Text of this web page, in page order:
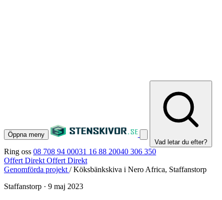
Öppna meny
Vad letar du efter?
Ring oss 08 708 94 00031 16 88 20040 306 350
Offert Direkt Offert Direkt
Genomförda projekt / Köksbänkskiva i Nero Africa, Staffanstorp
Staffanstorp · 9 maj 2023